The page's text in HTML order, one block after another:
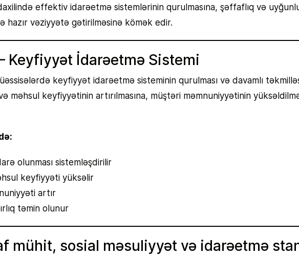
effektiv idarəetmə sistemlərinin qurulmasına, şəffaflıq və
hazır vəziyyətə gətirilməsinə kömək edir.
Keyfiyyət İdarəetmə Sistemi
keyfiyyət idarəetmə sisteminin qurulması və davamlı
məhsul keyfiyyətinin artırılmasına, müştəri məmnuniyyətinin
olunması sistemləşdirilir
keyfiyyəti yüksəlir
artır
təmin olunur
mühit, sosial məsuliyyət və idarəetmə